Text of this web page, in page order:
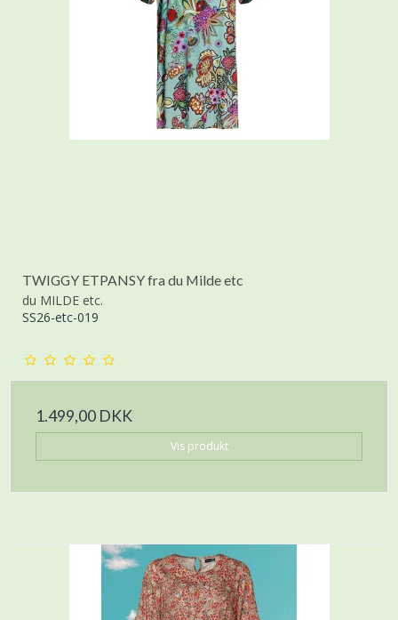
TWIGGY ETPANSY fra du Milde etc
du MILDE etc.
SS26-etc-019
1.499,00 DKK
Vis produkt